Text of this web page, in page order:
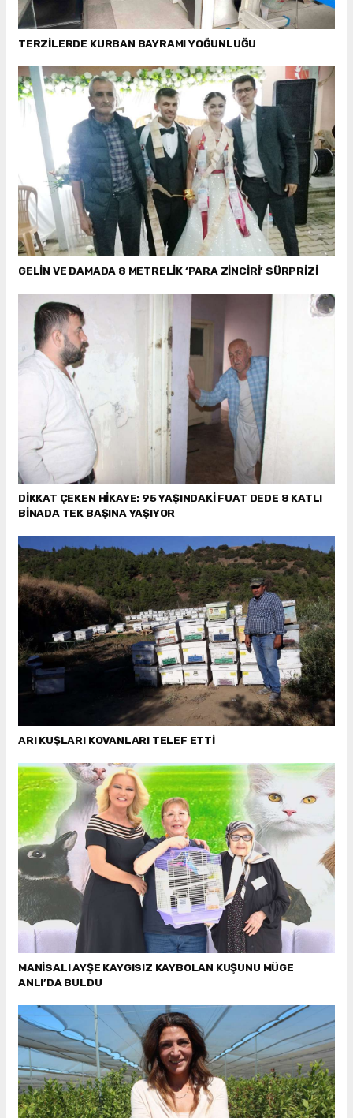
TERZİLERDE KURBAN BAYRAMI YOĞUNLUĞU
GELİN VE DAMADA 8 METRELİK ‘PARA ZİNCİRİ’ SÜRPRİZİ
DİKKAT ÇEKEN HİKAYE: 95 YAŞINDAKİ FUAT DEDE 8 KATLI
BİNADA TEK BAŞINA YAŞIYOR
ARI KUŞLARI KOVANLARI TELEF ETTİ
MANİSALI AYŞE KAYGISIZ KAYBOLAN KUŞUNU MÜGE
ANLI’DA BULDU